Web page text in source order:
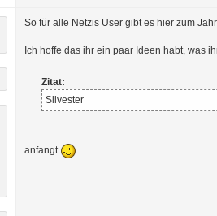
So für alle Netzis User gibt es hier zum
Ich hoffe das ihr ein paar Ideen habt, was
Zitat:
Silvester
anfangt